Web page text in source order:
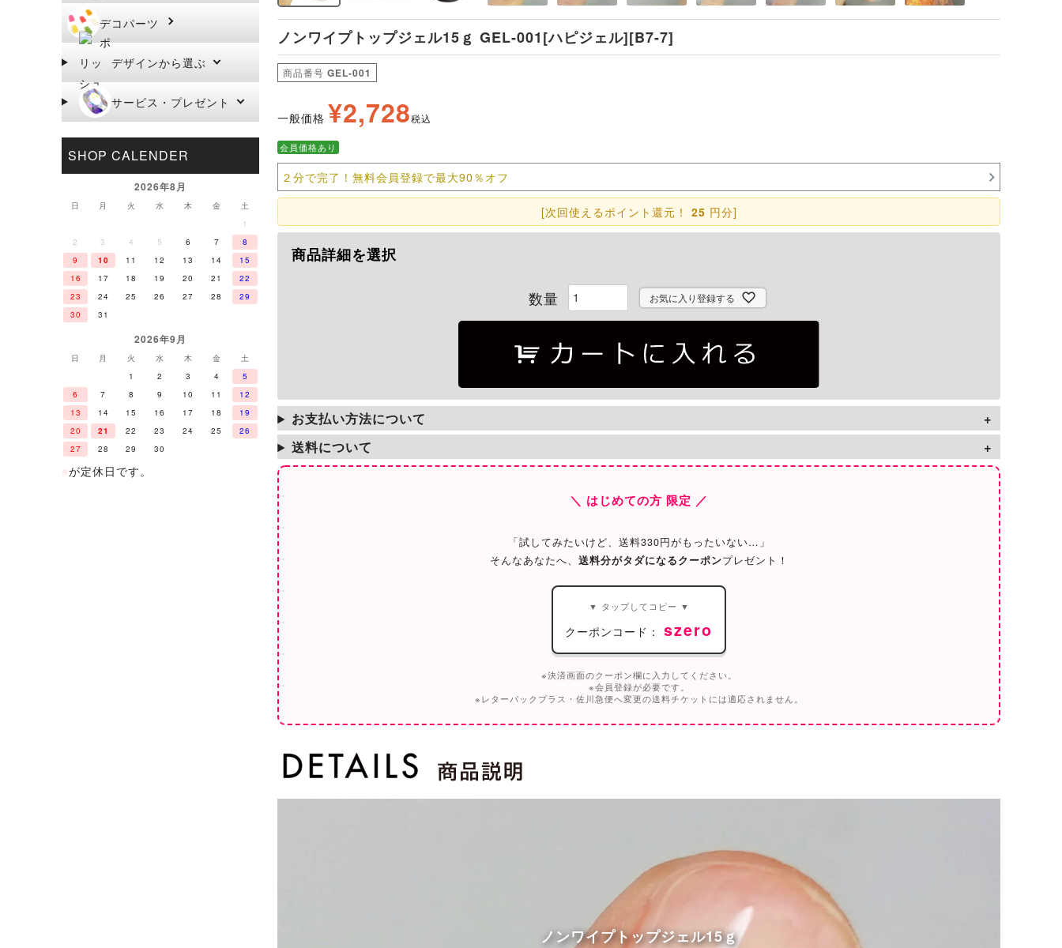
デコパーツ
デザインから選ぶ
サービス・プレゼント
SHOP CALENDER
2026年8月
日 月 火 水 木 金
土
1
2
3 4 5 6 7
8
9
10 11 12 13 14
15
16
17 18 19 20 21
22
23
24 25 26 27 28
29
30
31
2026年9月
日 月 火 水 木 金
土
1
2 3 4
5
6
7 8 9 10 11
12
13
14 15 16 17 18
19
20
21 22 23 24 25
26
27
28 29 30
が定休日です。
ノンワイプトップジェル15ｇ GEL-001[ハピジェル][B7-7]
商品番号 GEL-001
一般価格 ¥2,728税込
会員価格あり
２分で完了！無料会員登録で最大90％オフ
[次回使えるポイント還元！ 25 円分]
商品詳細を選択
お気に入り登録する
お支払い方法について
送料について
＼ はじめての方 限定 ／
「試してみたいけど、送料330円がもったいない…」
そんなあなたへ、 送料分がタダになるクーポンプレゼント！
▼ タップしてコピー ▼
クーポンコード： szero
※決済画面のクーポン欄に入力してください。
※会員登録が必要です。
※レターパックプラス・佐川急便へ変更の送料チケットには適応されません。
ノンワイプトップジェル15ｇ